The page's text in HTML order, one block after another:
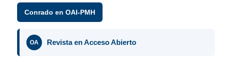
Conrado en OAI-PMH
OA Revista en Acceso Abierto